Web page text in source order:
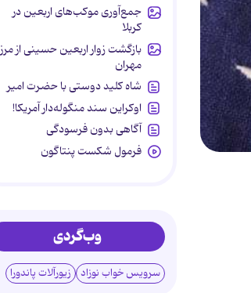
جمع‌آوری موکب‌های اربعین در
کربلا
بازگشت زوار اربعین حسینی از مرز
مهران
شاه کلید دوستی با حضرت امیر
اوکراین سند منگوله‌دار آمریکا!
آگاهی بدون فرسودگی
فرمول شکست پنتاگون
وب‌گردی
سرویس خواب نوزاد زیورآلات پاندورا